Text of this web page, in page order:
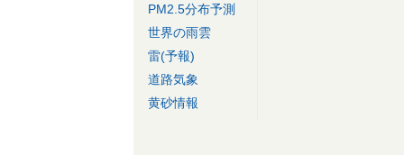
PM2.5分布予測
世界の雨雲
雷(予報)
道路気象
黄砂情報